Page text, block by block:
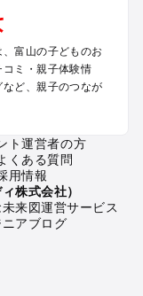
富山の子どものお
ミ・親子体験情
ど、親子のつなが
ト運営者の方
くある質問
用情報
株式会社）
未来図運営サービス
アブログ